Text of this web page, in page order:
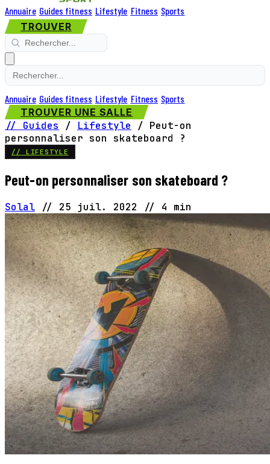
Annuaire Guides fitness Lifestyle Fitness Sports
TROUVER
Annuaire Guides fitness Lifestyle Fitness Sports
TROUVER UNE SALLE
// Guides / Lifestyle / Peut-on
personnaliser son skateboard ?
// LIFESTYLE
Peut-on personnaliser son skateboard ?
Solal // 25 juil. 2022 // 4 min